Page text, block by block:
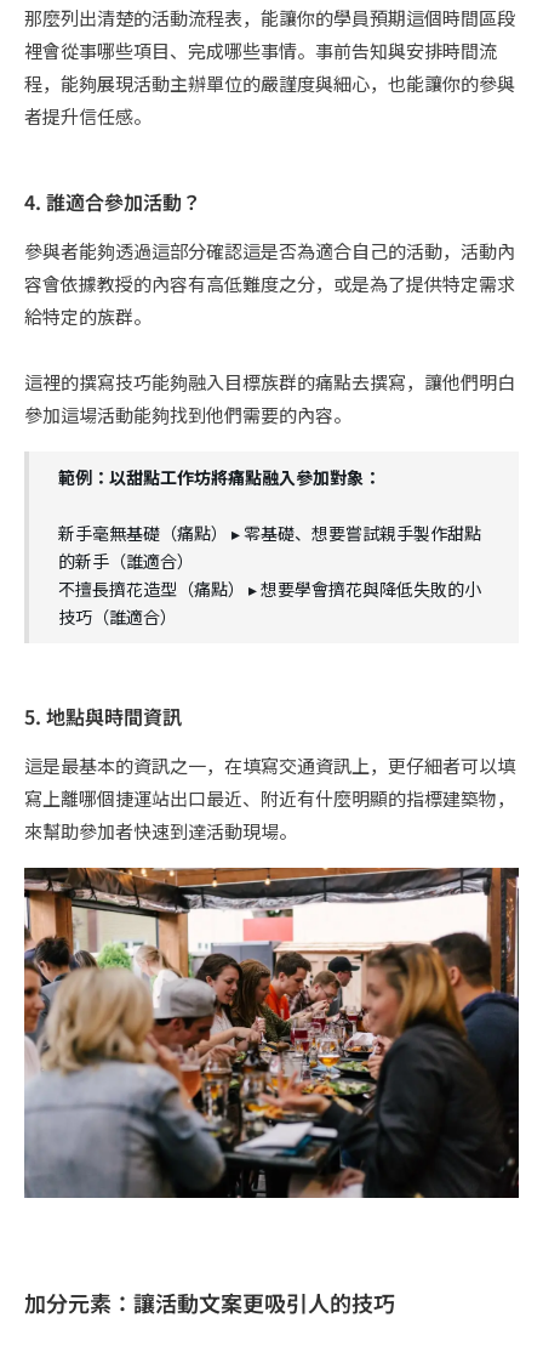
那麼列出清楚的活動流程表，能讓你的學員預期這個時間區段
裡會從事哪些項目、完成哪些事情。事前告知與安排時間流
程，能夠展現活動主辦單位的嚴謹度與細心，也能讓你的參與
者提升信任感。
4. 誰適合參加活動？
參與者能夠透過這部分確認這是否為適合自己的活動，活動內
容會依據教授的內容有高低難度之分，或是為了提供特定需求
給特定的族群。
這裡的撰寫技巧能夠融入目標族群的痛點去撰寫，讓他們明白
參加這場活動能夠找到他們需要的內容。
範例：以甜點工作坊將痛點融入參加對象：
新手毫無基礎（痛點） ▸ 零基礎、想要嘗試親手製作甜點
的新手（誰適合）
不擅長擠花造型（痛點） ▸ 想要學會擠花與降低失敗的小
技巧（誰適合）
5. 地點與時間資訊
這是最基本的資訊之一，在填寫交通資訊上，更仔細者可以填
寫上離哪個捷運站出口最近、附近有什麼明顯的指標建築物，
來幫助參加者快速到達活動現場。
加分元素：讓活動文案更吸引人的技巧